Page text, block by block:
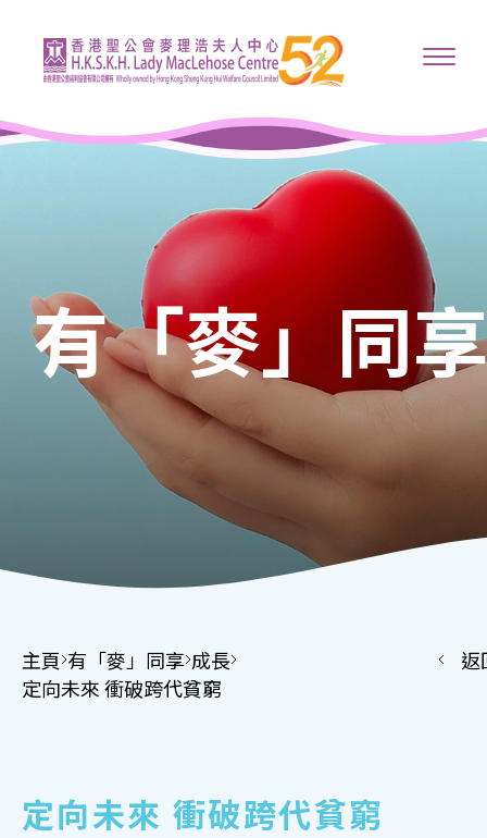
有「麥」同
主頁 有「麥」同享 成長
定向未來 衝破跨代貧窮
返
定向未來 衝破跨代貧窮